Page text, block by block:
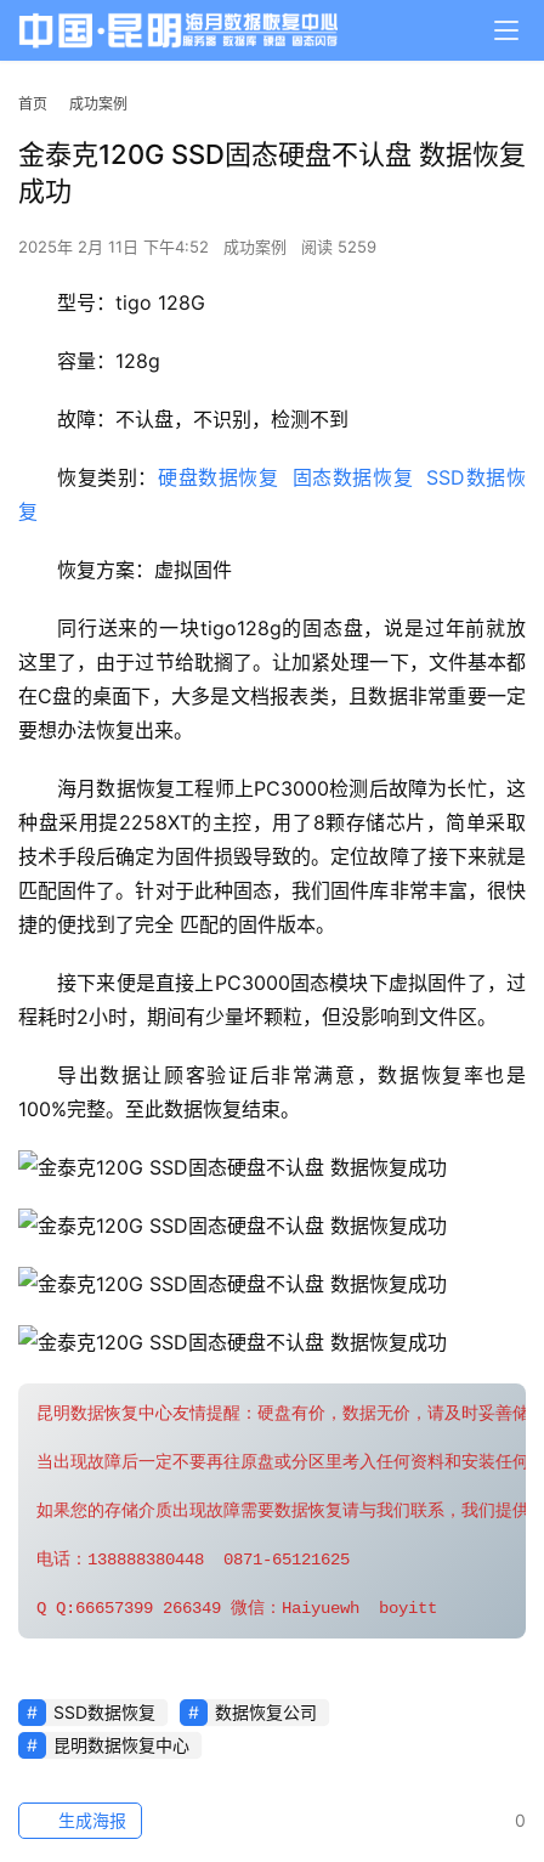
首页 成功案例
金泰克120G SSD固态硬盘不认盘 数据恢复
成功
2025年 2月 11日 下午4:52 成功案例 阅读 5259
型号：tigo 128G
容量：128g
故障：不认盘，不识别，检测不到
恢复类别： 硬盘数据恢复 固态数据恢复
SSD数据恢
复
恢复方案：虚拟固件
同行送来的一块tigo128g的固态盘，说是过年前就放
这里了，由于过节给耽搁了。让加紧处理一下，文件基本都
在C盘的桌面下，大多是文档报表类，且数据非常重要一定
要想办法恢复出来。
海月数据恢复工程师上PC3000检测后故障为长忙，这
种盘采用提2258XT的主控，用了8颗存储芯片，简单采取
技术手段后确定为固件损毁导致的。定位故障了接下来就是
匹配固件了。针对于此种固态，我们固件库非常丰富，很快
捷的便找到了完全 匹配的固件版本。
接下来便是直接上PC3000固态模块下虚拟固件了，过
程耗时2小时，期间有少量坏颗粒，但没影响到文件区。
导出数据让顾客验证后非常满意，数据恢复率也是
100%完整。至此数据恢复结束。
昆明数据恢复中心友情提醒：硬盘有价，数据无价，请及时妥善
当出现故障后一定不要再往原盘或分区里考入任何资料和安装任
如果您的存储介质出现故障需要数据恢复请与我们联系，我们提供
电话：138888380448  0871-65121625
Q Q:66657399 266349 微信：Haiyuewh  boyitt
SSD数据恢复
数据恢复公司
昆明数据恢复中心
0
生成海报